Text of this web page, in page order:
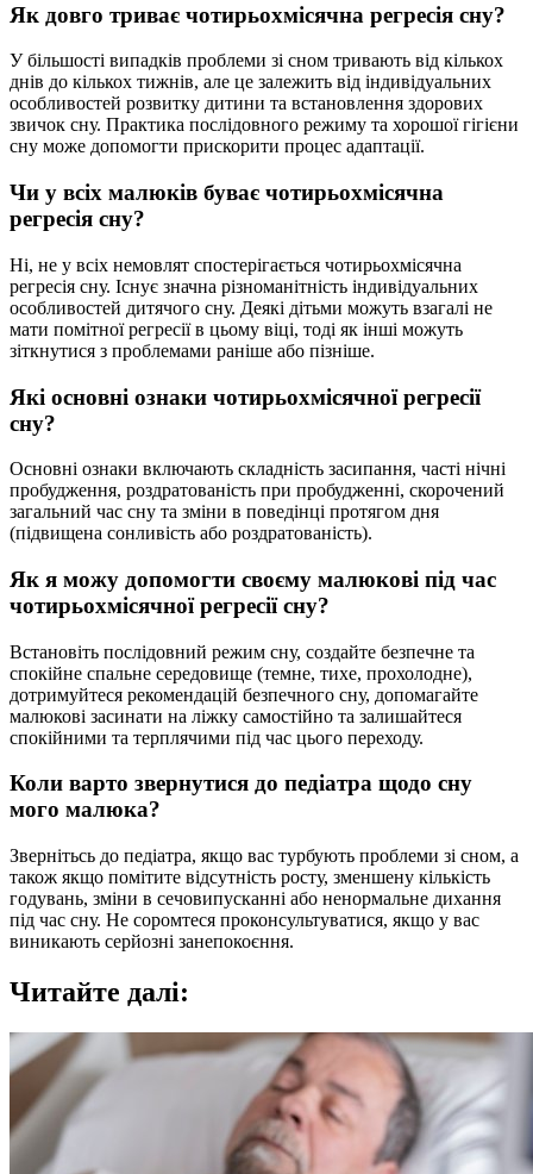
Як довго триває чотирьохмісячна регресія сну?
У більшості випадків проблеми зі сном тривають від кількох
днів до кількох тижнів, але це залежить від індивідуальних
особливостей розвитку дитини та встановлення здорових
звичок сну. Практика послідовного режиму та хорошої гігієни
сну може допомогти прискорити процес адаптації.
Чи у всіх малюків буває чотирьохмісячна
регресія сну?
Ні, не у всіх немовлят спостерігається чотирьохмісячна
регресія сну. Існує значна різноманітність індивідуальних
особливостей дитячого сну. Деякі дітьми можуть взагалі не
мати помітної регресії в цьому віці, тоді як інші можуть
зіткнутися з проблемами раніше або пізніше.
Які основні ознаки чотирьохмісячної регресії
сну?
Основні ознаки включають складність засипання, часті нічні
пробудження, роздратованість при пробудженні, скорочений
загальний час сну та зміни в поведінці протягом дня
(підвищена сонливість або роздратованість).
Як я можу допомогти своєму малюкові під час
чотирьохмісячної регресії сну?
Встановіть послідовний режим сну, создайте безпечне та
спокійне спальне середовище (темне, тихе, прохолодне),
дотримуйтеся рекомендацій безпечного сну, допомагайте
малюкові засинати на ліжку самостійно та залишайтеся
спокійними та терплячими під час цього переходу.
Коли варто звернутися до педіатра щодо сну
мого малюка?
Звернітьсь до педіатра, якщо вас турбують проблеми зі сном, а
також якщо помітите відсутність росту, зменшену кількість
годувань, зміни в сечовипусканні або ненормальне дихання
під час сну. Не соромтеся проконсультуватися, якщо у вас
виникають серйозні занепокоєння.
Читайте далі: